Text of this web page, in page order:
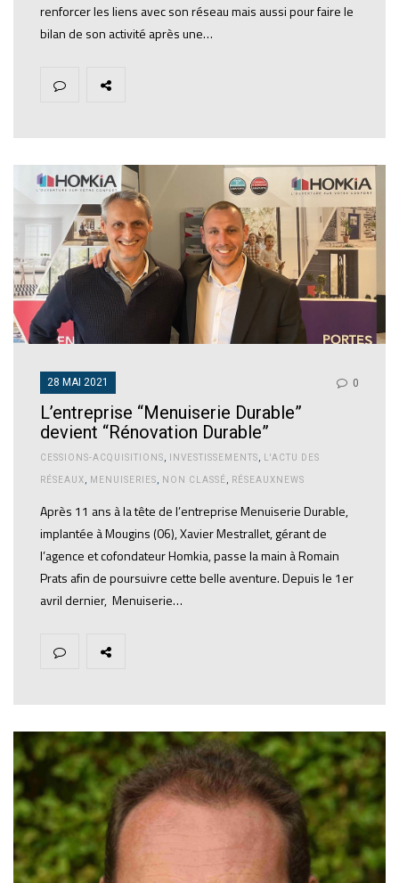
renforcer les liens avec son réseau mais aussi pour faire le
bilan de son activité après une…
28 MAI 2021 0
L’entreprise “Menuiserie Durable”
devient “Rénovation Durable”
CESSIONS-ACQUISITIONS INVESTISSEMENTS L'ACTU DES
RÉSEAUX MENUISERIES NON CLASSÉ RÉSEAUXNEWS
Après 11 ans à la tête de l’entreprise Menuiserie Durable,
implantée à Mougins (06), Xavier Mestrallet, gérant de
l’agence et cofondateur Homkia, passe la main à Romain
Prats afin de poursuivre cette belle aventure. Depuis le 1er
avril dernier, Menuiserie…